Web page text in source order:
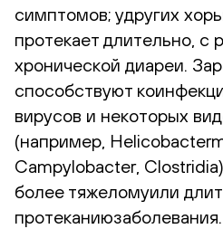
симптомов; удругих
протекает длительно, с
хронической диареи.
способствуют
вирусов и некоторых
(например,
Campylobacter,
более тяжеломуили
протеканиюзаболевания.